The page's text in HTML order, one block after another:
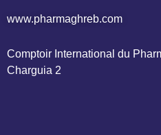
www.pharmaghreb.com
Comptoir International du
Charguia 2